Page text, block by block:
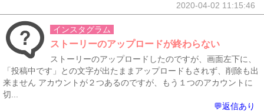
2020-04-02 11:15:46
インスタグラム
ストーリーのアップロードが終わらない
ストーリーのアップロードしたのですが、画面左下に、
「投稿中です」との文字が出たままアップロードもされず、削除も出
来ません アカウントが２つあるのですが、もう１つのアカウントに
切...
💬返信あり